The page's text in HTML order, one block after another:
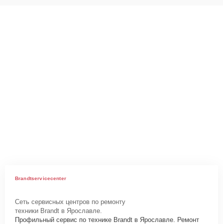
Brandtservicecenter
Сеть сервисных центров по ремонту
техники Brandt в Ярославле.
Профильный сервис по технике Brandt в Ярославле. Ремонт